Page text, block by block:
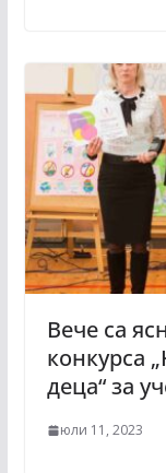
Вече са
конкурса
деца“ за
юли 11, 2023